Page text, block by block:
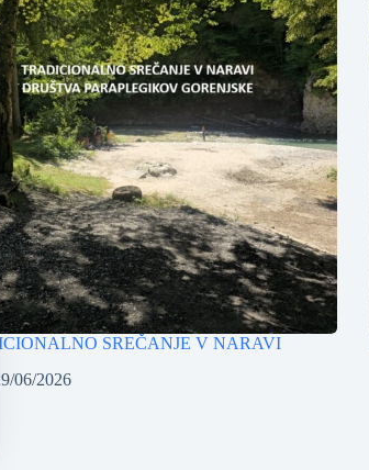
SREČANJE V NARAVI
06/2026